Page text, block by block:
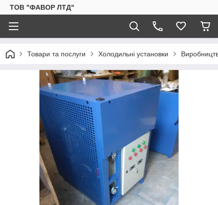
ТОВ "ФАВОР ЛТД"
Товари та послуги Холодильні установки